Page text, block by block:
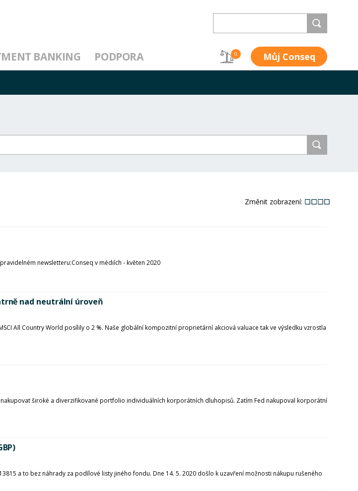
BANKING PODPORA 0 Můj Conseq
Změnit zobrazení:
newsletteru:Conseq v médiích - květen 2020
nad neutrální úroveň
All Country World posílily o 2 %. Naše globální kompozitní proprietární akciová valuace tak ve výsledku vzrostla
široké a diverzifikované portfolio individuálních korporátních dluhopisů. Zatím Fed nakupoval korporátní
a to bez náhrady za podílové listy jiného fondu. Dne 14. 5. 2020 došlo k uzavření možnosti nákupu rušeného